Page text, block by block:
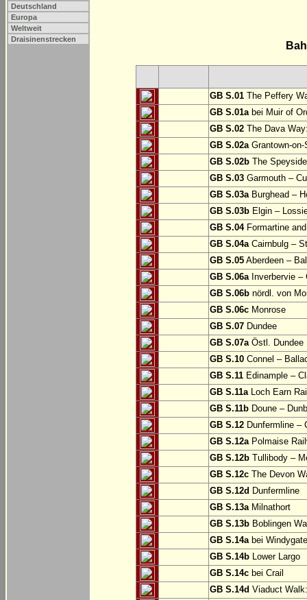
Deutschland
Europa
Weltweit
Draisinenstrecken
GB S.01 The Peffery
GB S.01abei Muir of
GB S.02 The Dava
GB S.02aGrantown-on-
GB S.02b The
GB S.03 Garmouth –
GB S.03aBurghead –
GB S.03b Elgin –
GB S.04Formartine
GB S.04aCairnbulg –
GB S.05 Aberdeen –
GB S.06aInverbervie –
GB S.06b nördl. von
GB S.06c Monrose
GB S.07 Dundee
GB S.07aÖstl. Dundee
GB S.10 Connel –
GB S.11 Edinample –
GB S.11aLoch Earn
GB S.11b Doune –
GB S.12 Dunfermline –
GB S.12aPolmaise
GB S.12b Tullibody –
GB S.12c The Devon
GB S.12d Dunfermline
GB S.13aMilnathort
GB S.13b Boblingen
GB S.14abei
GB S.14b Lower Largo
GB S.14c bei Crail
GB S.14d Viaduct